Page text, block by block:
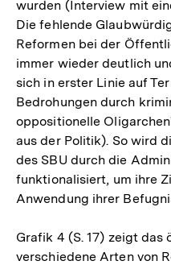
wurden (Interview mit
Die fehlende
Reformen bei der
immer wieder deutlich
sich in erster Linie auf
Bedrohungen durch
oppositionelle
aus der Politik). So wird
des SBU durch die
funktionalisiert, um ihre
Anwendung ihrer
Grafik 4 (S. 17) zeigt das
verschiedene Arten von